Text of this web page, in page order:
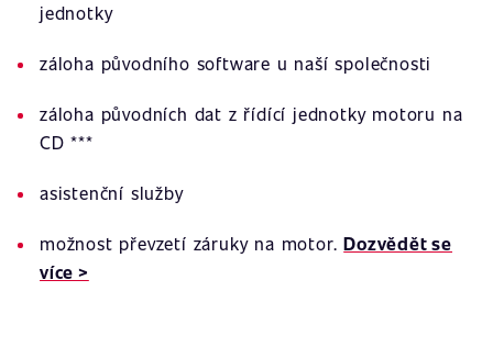
jednotky
záloha původního software u naší společnosti
záloha původních dat z řídící jednotky motoru na
CD ***
asistenční služby
možnost převzetí záruky na motor.Dozvědět se
více >